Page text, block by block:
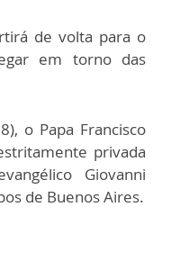
de volta para o
em torno das
o Papa Francisco
privada
Giovanni
de Buenos Aires.